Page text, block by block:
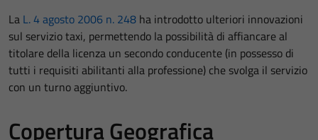
La L. 4 agosto 2006 n. 248 ha introdotto ulteriori innovazioni
sul servizio taxi, permettendo la possibilità di affiancare al
titolare della licenza un secondo conducente (in possesso di
tutti i requisiti abilitanti alla professione) che svolga il servizio
con un turno aggiuntivo.
Copertura Geografica